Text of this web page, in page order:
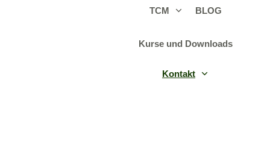
TCM BLOG
Kurse und Downloads
Kontakt